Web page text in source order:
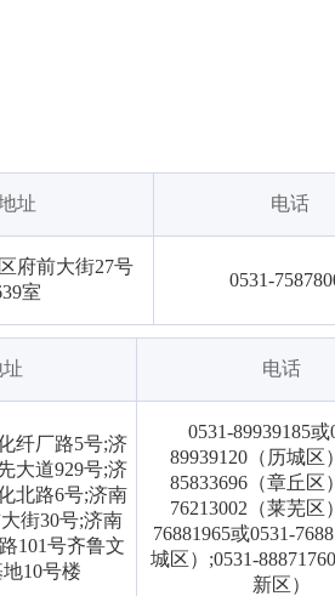
址 电话
府前大街27号
室
0531-
电话
纤厂路5号;济
大道929号;济
北路6号;济南
街30号;济南
101号齐鲁文
10号楼
0531-89939185或
89939120（历城区
85833696（章丘区
76213002（莱芜区
76881965或0531-
城区）;0531-
新区）